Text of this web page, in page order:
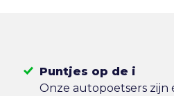
Puntjes op de i
Onze autopoetsers zijn